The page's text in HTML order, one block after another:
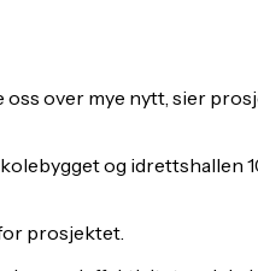
oss over mye nytt, sier
og idrettshallen
prosjektet.